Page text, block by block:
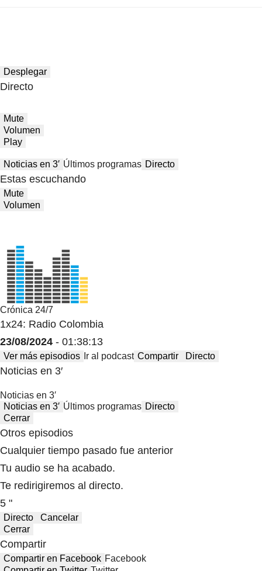
Desplegar
Directo
Mute
Volumen
Play
Noticias en 3′ Últimos programas Directo
Estas escuchando
Mute
Volumen
Crónica 24/7
1x24: Radio Colombia
23/08/2024 - 01:38:13
Ver más episodios Ir al podcast Compartir Directo
Noticias en 3′
Noticias en 3′
Noticias en 3′ Últimos programas Directo
Cerrar
Otros episodios
Cualquier tiempo pasado fue anterior
Tu audio se ha acabado.
Te redirigiremos al directo.
5 "
Directo
Cancelar
Cerrar
Compartir
Compartir en Facebook Facebook